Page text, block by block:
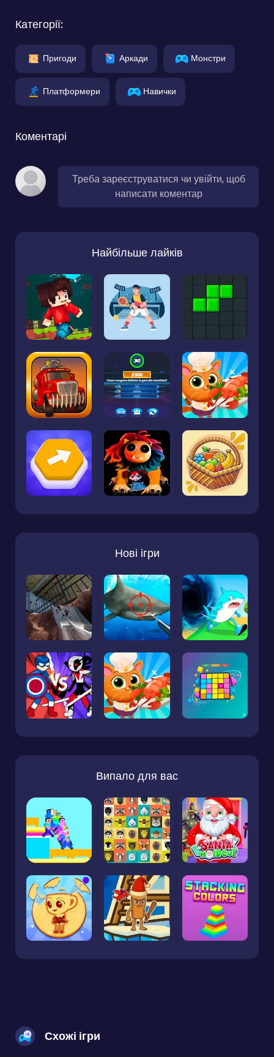
Категорії:
Пригоди Аркади Монстри
Платформери Навички
Коментарі
Треба зареєструватися чи увійти, щоб
написати коментар
Найбільше лайків
Нові ігри
Випало для вас
Схожі ігри